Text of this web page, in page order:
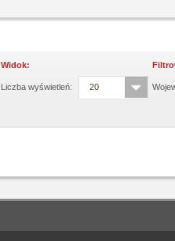
Widok:
Liczba wyświetleń: 20